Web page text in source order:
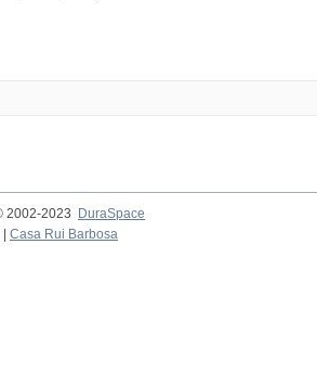
2002-2023
DuraSpace
Casa Rui Barbosa